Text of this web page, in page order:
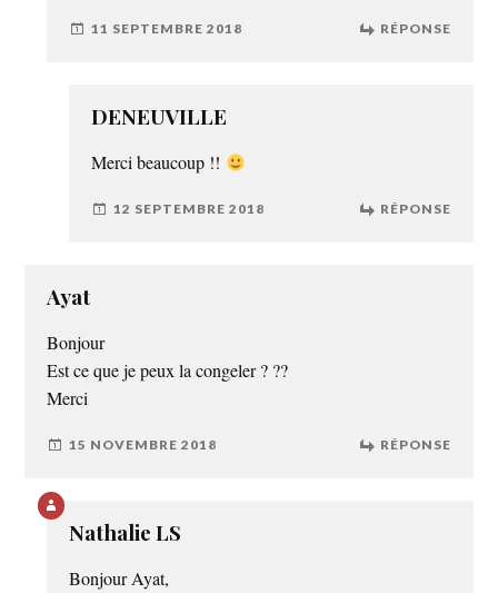
11 SEPTEMBRE 2018 RÉPONSE
DENEUVILLE
Merci beaucoup !!
12 SEPTEMBRE 2018 RÉPONSE
Ayat
Bonjour
Est ce que je peux la congeler ? ??
Merci
15 NOVEMBRE 2018 RÉPONSE
Nathalie LS
Bonjour Ayat,